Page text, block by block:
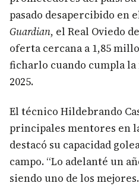
pasado desapercibido en
Guardian, el Real Oviedo
oferta cercana a 1,85
ficharlo cuando cumpla la
2025.
El técnico Hildebrando
principales mentores en
destacó su capacidad
campo. “Lo adelanté un
siendo uno de los